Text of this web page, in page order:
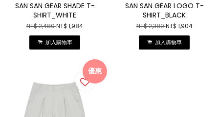
SAN SAN GEAR SHADE T-
SHIRT_WHITE
NT$ 2,480NT$ 1,984
加入購物車
SAN SAN GEAR LOGO T-
SHIRT_BLACK
NT$ 2,380NT$ 1,904
加入購物車
優惠